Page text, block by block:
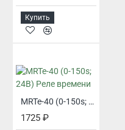
Купить
MRTe-40 (0-150s; 24В) Реле времени
1725 ₽